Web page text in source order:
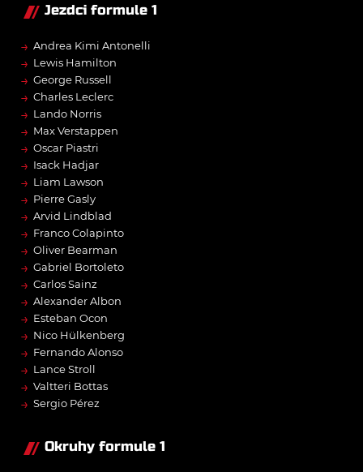
Jezdci formule 1
→ Andrea Kimi Antonelli
→ Lewis Hamilton
→ George Russell
→ Charles Leclerc
→ Lando Norris
→ Max Verstappen
→ Oscar Piastri
→ Isack Hadjar
→ Liam Lawson
→ Pierre Gasly
→ Arvid Lindblad
→ Franco Colapinto
→ Oliver Bearman
→ Gabriel Bortoleto
→ Carlos Sainz
→ Alexander Albon
→ Esteban Ocon
→ Nico Hülkenberg
→ Fernando Alonso
→ Lance Stroll
→ Valtteri Bottas
→ Sergio Pérez
Okruhy formule 1